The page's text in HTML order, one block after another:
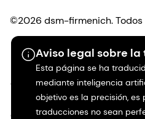
Aviso legal sobre
Esta página se ha
mediante inteligencia
objetivo es la precisión, es
traducciones no sean
©2026 dsm-firmenich.
Protección de datos
Condiciones de uso
Condiciones generales